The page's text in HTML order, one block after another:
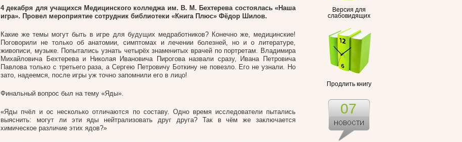
Версия для
слабовидящих
Продлить книгу
07
4 декабря для учащихся Медицинского колледжа им. В. М. Бехтерева состоялась «Наша
игра». Провел мероприятие сотрудник библиотеки «Книга Плюс» Фёдор Шилов.
Какие же темы могут быть в игре для будущих медработников? Конечно же, медицинские!
Поговорили не только об анатомии, симптомах и лечении болезней, но и о литературе,
живописи, музыке. Попытались узнать четырёх знаменитых врачей по портретам. Владимира
Михайловича Бехтерева и Николая Ивановича Пирогова назвали сразу, Ивана Петровича
Павлова только с третьего раза, а Сергею Петровичу Боткину не повезло. Его не узнали. Но
зато, надеемся, после игры уж точно запомнили его в лицо!
Финальный вопрос был на тему «Яды».
«Яды пчёл и ос несколько отличаются по составу. Одно время исследователи пытались
выяснить: могут ли эти яды нейтрализовать друг друга? Так в чём же заключается
химическое различие этих ядов?»